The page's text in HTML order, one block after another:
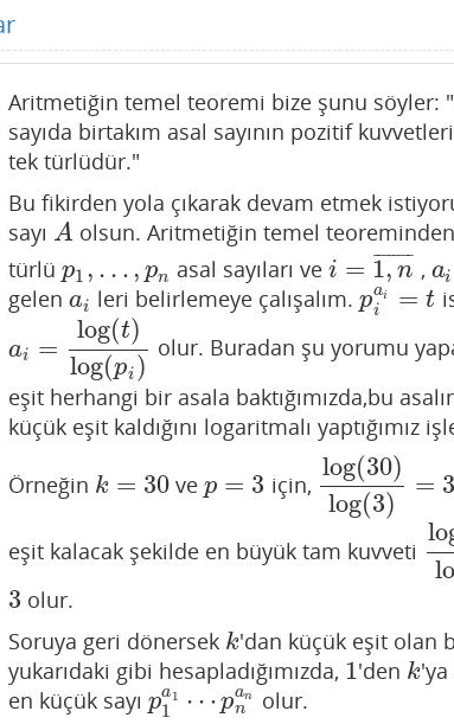
Aritmetiğin temel teoremi bize şunu söyler: "
sayıda birtakım asal sayının pozitif
tek türlüdür."
Bu fikirden yola çıkarak devam etmek
sayı A
A olsun. Aritmetiğin temel
türlü p1 , …, pn
p1 ,… ,pn asal sayıları ve i = 1, n
¯ ¯
¯¯¯¯¯¯
i= 1,n¯ , ai
ai>
gelen ai
ai leri belirlemeye çalışalım.pai
i = t
pia =t
ai =
log(t)
log(pi )
ai= log (t)log(pi) olur. Buradan şu yorumu
eşit herhangi bir asala baktığımızda,bu
küçük eşit kaldığını logaritmalı yaptığımız
Örneğin k = 30
k= 30 ve p = 3
p=3 için,
log(30)
log(3)
=
log(30)log (3) =
eşit kalacak şekilde en büyük tam kuvveti log
3
3 olur.
Soruya geri dönersek k
k'dan küçük eşit olan
yukarıdaki gibi hesapladığımızda, 1
1'den k
k
en küçük sayı pa1
1 ⋯ pan
n
p1a 1 ⋯pna n
olur.